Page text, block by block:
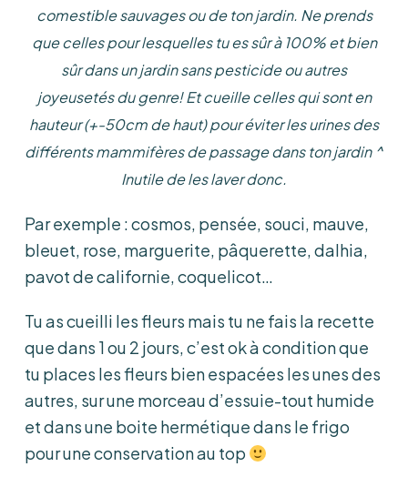
comestible sauvages ou de ton jardin. Ne prends
que celles pour lesquelles tu es sûr à 100% et bien
sûr dans un jardin sans pesticide ou autres
joyeusetés du genre! Et cueille celles qui sont en
hauteur (+-50cm de haut) pour éviter les urines des
différents mammifères de passage dans ton jardin ^
Inutile de les laver donc.
Par exemple : cosmos, pensée, souci, mauve,
bleuet, rose, marguerite, pâquerette, dalhia,
pavot de californie, coquelicot…
Tu as cueilli les fleurs mais tu ne fais la recette
que dans 1 ou 2 jours, c’est ok à condition que
tu places les fleurs bien espacées les unes des
autres, sur une morceau d’essuie-tout humide
et dans une boite hermétique dans le frigo
pour une conservation au top